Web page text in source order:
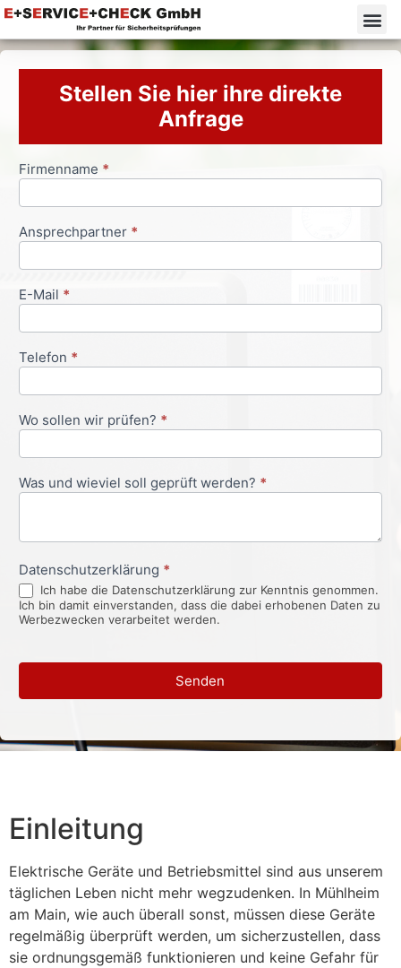
Stellen Sie hier ihre direkte
Anfrage
Anfrageformular
Firmenname *
Ansprechpartner *
E-Mail *
Telefon *
Wo sollen wir prüfen? *
Was und wieviel soll geprüft werden? *
Datenschutzerklärung *
Ich habe die Datenschutzerklärung zur Kenntnis genommen.
Ich bin damit einverstanden, dass die dabei erhobenen Daten zu
Werbezwecken verarbeitet werden.
Senden
Einleitung
Elektrische Geräte und Betriebsmittel sind aus unserem
täglichen Leben nicht mehr wegzudenken. In Mühlheim
am Main, wie auch überall sonst, müssen diese Geräte
regelmäßig überprüft werden, um sicherzustellen, dass
sie ordnungsgemäß funktionieren und keine Gefahr für